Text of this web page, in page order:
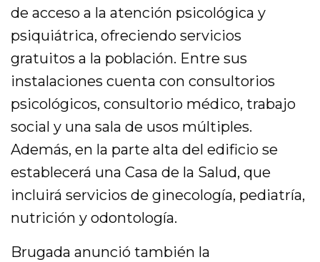
de acceso a la atención psicológica y
psiquiátrica, ofreciendo servicios
gratuitos a la población. Entre sus
instalaciones cuenta con consultorios
psicológicos, consultorio médico, trabajo
social y una sala de usos múltiples.
Además, en la parte alta del edificio se
establecerá una Casa de la Salud, que
incluirá servicios de ginecología, pediatría,
nutrición y odontología.
Brugada anunció también la